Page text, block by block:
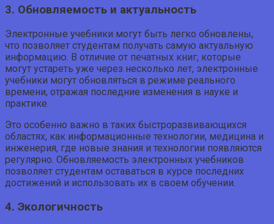
3. Обновляемость и актуальность
Электронные учебники могут быть легко обновлены,
что позволяет студентам получать самую актуальную
информацию. В отличие от печатных книг, которые
могут устареть уже через несколько лет, электронные
учебники могут обновляться в режиме реального
времени, отражая последние изменения в науке и
практике.
Это особенно важно в таких быстроразвивающихся
областях, как информационные технологии, медицина и
инженерия, где новые знания и технологии появляются
регулярно. Обновляемость электронных учебников
позволяет студентам оставаться в курсе последних
достижений и использовать их в своем обучении.
4. Экологичность